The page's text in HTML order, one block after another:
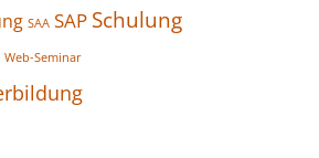
SAA SAP Schulung
Web-Seminar